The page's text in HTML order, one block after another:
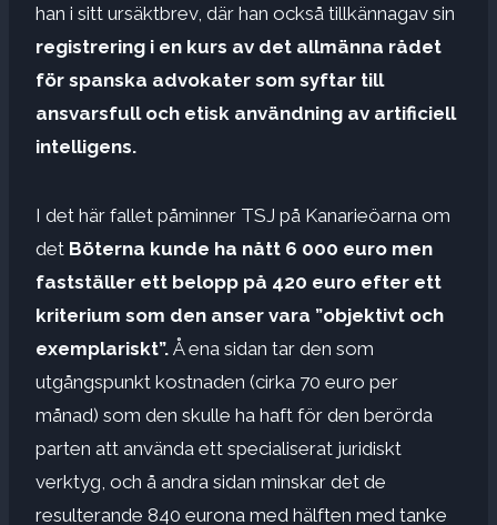
han i sitt ursäktbrev, där han också tillkännagav sin
registrering i en kurs av det allmänna rådet
för spanska advokater som syftar till
ansvarsfull och etisk användning av artificiell
intelligens.
I det här fallet påminner TSJ på Kanarieöarna om
det Böterna kunde ha nått 6 000 euro men
fastställer ett belopp på 420 euro efter ett
kriterium som den anser vara ”objektivt och
exemplariskt”. Å ena sidan tar den som
utgångspunkt kostnaden (cirka 70 euro per
månad) som den skulle ha haft för den berörda
parten att använda ett specialiserat juridiskt
verktyg, och å andra sidan minskar det de
resulterande 840 eurona med hälften med tanke